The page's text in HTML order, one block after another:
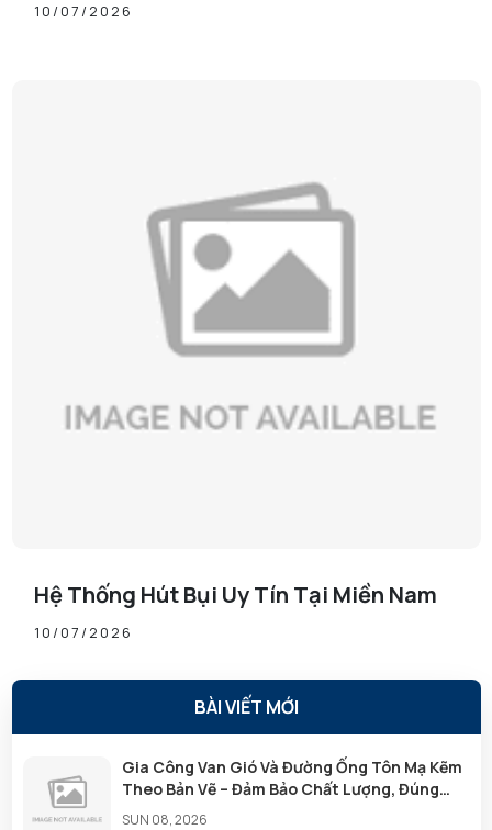
10/07/2026
Hệ Thống Hút Bụi Uy Tín Tại Miền Nam
10/07/2026
BÀI VIẾT MỚI
Gia Công Van Gió Và Đường Ống Tôn Mạ Kẽm
Theo Bản Vẽ – Đảm Bảo Chất Lượng, Đúng
Tiến Độ
SUN 08, 2026